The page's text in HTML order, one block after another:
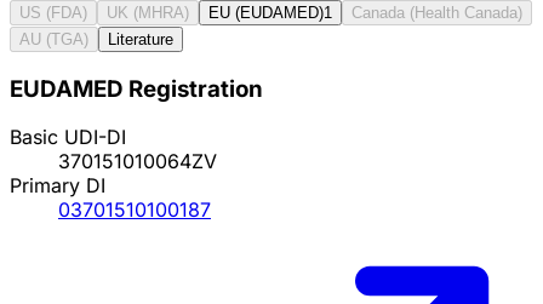
US (FDA) UK (MHRA) EU (EUDAMED)1
Canada (Health Canada)
AU (TGA)
Literature
EUDAMED Registration
Basic UDI-DI
370151010064ZV
Primary DI
03701510100187